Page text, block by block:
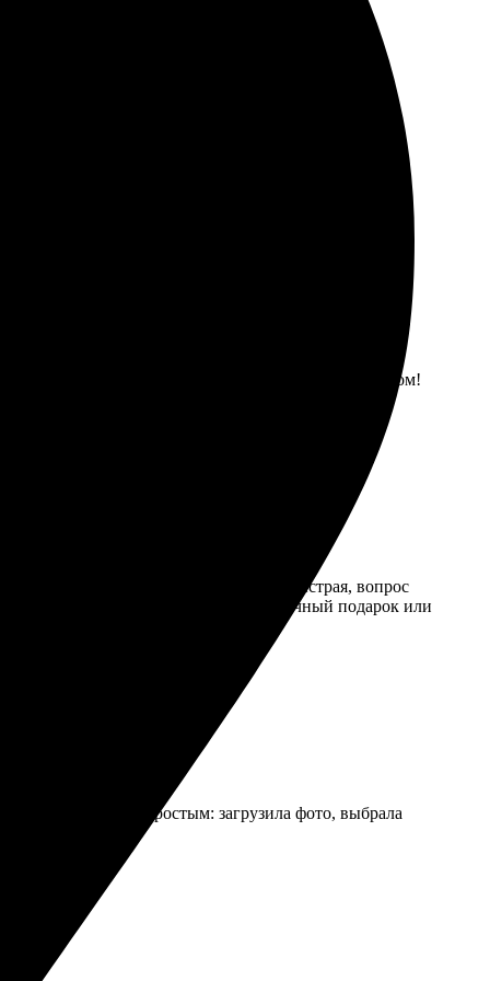
Удобный сайт, все просто и понятно.
всем!
ответили на вопросы. Очень доволен результатом!
понятная. Обратная связь быстрая, вопрос
всем, кто хочет получить отличный подарок или
Процесс был простым: загрузила фото, выбрала